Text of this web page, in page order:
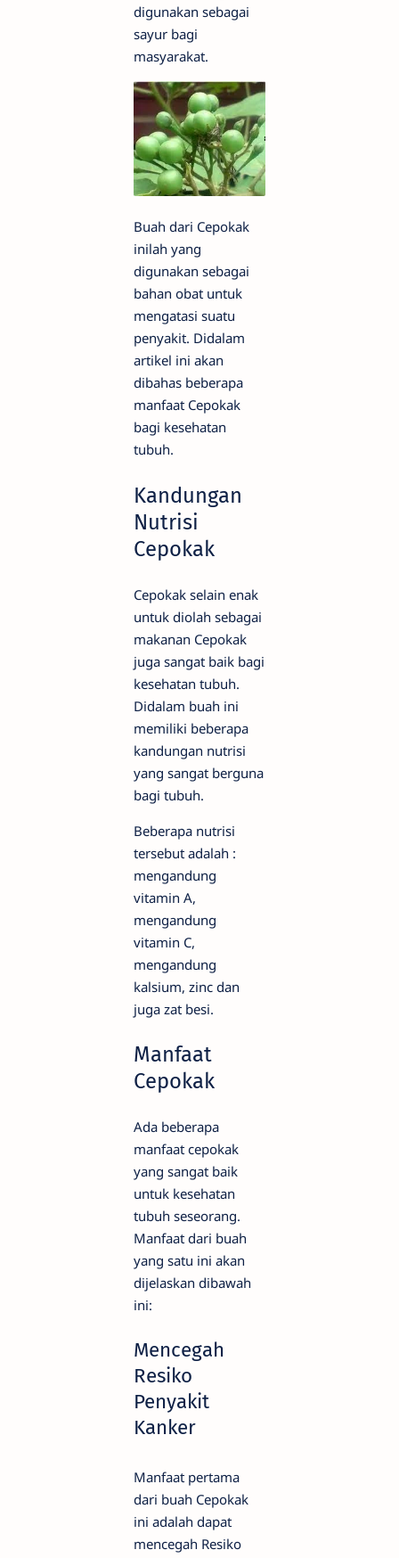
digunakan sebagai
sayur bagi
masyarakat.
Buah dari Cepokak
inilah yang
digunakan sebagai
bahan obat untuk
mengatasi suatu
penyakit. Didalam
artikel ini akan
dibahas beberapa
manfaat Cepokak
bagi kesehatan
tubuh.
Kandungan
Nutrisi
Cepokak
Cepokak selain enak
untuk diolah sebagai
makanan Cepokak
juga sangat baik bagi
kesehatan tubuh.
Didalam buah ini
memiliki beberapa
kandungan nutrisi
yang sangat berguna
bagi tubuh.
Beberapa nutrisi
tersebut adalah :
mengandung
vitamin A,
mengandung
vitamin C,
mengandung
kalsium, zinc dan
juga zat besi.
Manfaat
Cepokak
Ada beberapa
manfaat cepokak
yang sangat baik
untuk kesehatan
tubuh seseorang.
Manfaat dari buah
yang satu ini akan
dijelaskan dibawah
ini:
Mencegah
Resiko
Penyakit
Kanker
Manfaat pertama
dari buah Cepokak
ini adalah dapat
mencegah Resiko